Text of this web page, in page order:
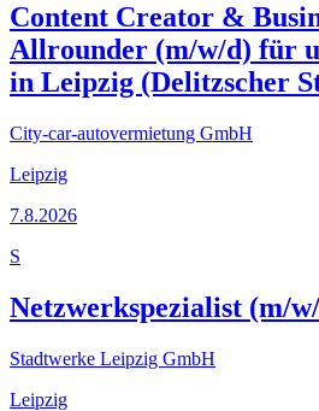
Content Creator &
Allrounder (m/w/d) für
in Leipzig (Delitzscher
City-car-autovermietung GmbH
Leipzig
7.8.2026
S
Netzwerkspezialist (m/
Stadtwerke Leipzig GmbH
Leipzig